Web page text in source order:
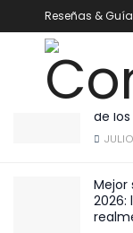
ÚLTIMOS
monitor de
Mejor
de
de
Mejor
2026:
Reseñas &